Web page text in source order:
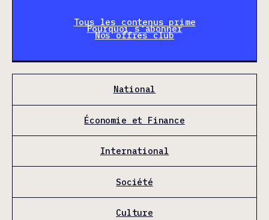
Tous les contenus prime
Pourquoi s'abonner
Nos offres club
National
Économie et Finance
International
Société
Culture